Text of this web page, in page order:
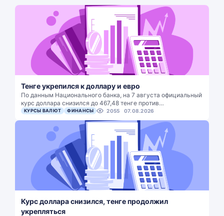
Тенге укрепился к доллару и евро
По данным Национального банка, на 7 августа официальный
курс доллара снизился до 467,48 тенге против…
КУРСЫ ВАЛЮТ ФИНАНСЫ 2055 07.08.2026
Курс доллара снизился, тенге продолжил
укрепляться